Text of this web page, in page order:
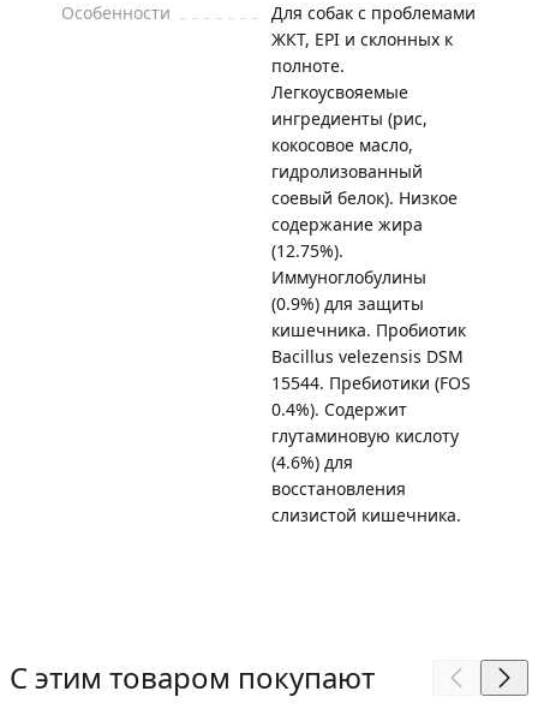
Особенности
Для собак с проблемами
ЖКТ, EPI и склонных к
полноте.
Легкоусвояемые
ингредиенты (рис,
кокосовое масло,
гидролизованный
соевый белок). Низкое
содержание жира
(12.75%).
Иммуноглобулины
(0.9%) для защиты
кишечника. Пробиотик
Bacillus velezensis DSM
15544. Пребиотики (FOS
0.4%). Содержит
глутаминовую кислоту
(4.6%) для
восстановления
слизистой кишечника.
С этим товаром покупают